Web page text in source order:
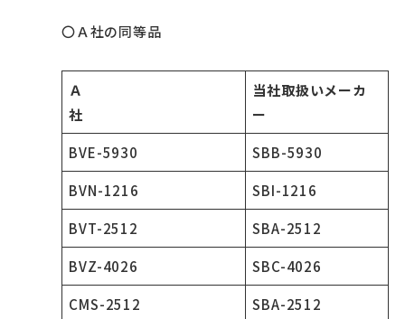
〇Ａ社の同等品
Ａ
社
当社取扱いメーカ
ー
BVE-5930
SBB-5930
BVN-1216
SBI-1216
BVT-2512
SBA-2512
BVZ-4026
SBC-4026
CMS-2512
SBA-2512